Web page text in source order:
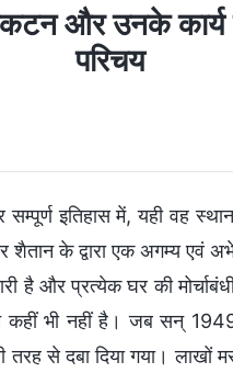
और उनके कार्य
परिचय
इतिहास में, यही वह
के द्वारा एक अगम्य एवं
है और प्रत्येक घर की
भी नहीं है। जब सन् 1949 में
तरह से दबा दिया गया। लाखों